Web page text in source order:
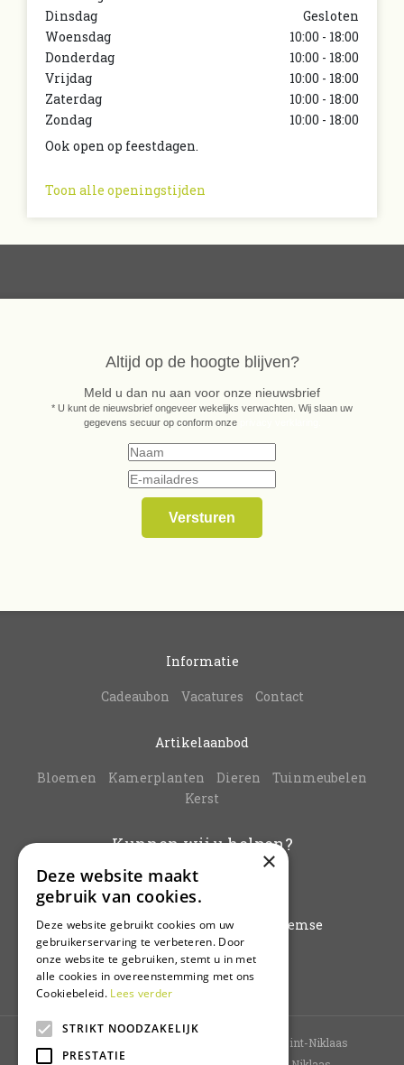
Dinsdag
Gesloten
Woensdag
10:00 - 18:00
Donderdag
10:00 - 18:00
Vrijdag
10:00 - 18:00
Zaterdag
10:00 - 18:00
Zondag
10:00 - 18:00
Ook open op feestdagen.
Toon alle openingstijden
Altijd op de hoogte blijven?
Meld u dan nu aan voor onze nieuwsbrief
* U kunt de nieuwsbrief ongeveer wekelijks verwachten. Wij slaan uw
gegevens secuur op conform onze
Informatie
Cadeaubon Vacatures Contact
Artikelaanbod
Bloemen Kamerplanten Dieren
Tuinmeubelen
Kerst
Kunnen wij u helpen?
info@vanbuynder.be
03/771.38.20
Hoogkamerstraat 196 - 9140 Temse
Plan route
Bloemenwinkel Sint-Niklaas
×
Deze website maakt
gebruik van cookies.
Deze website gebruikt cookies om uw
gebruikerservaring te verbeteren. Door
onze website te gebruiken, stemt u in met
alle cookies in overeenstemming met ons
Cookiebeleid. Lees verder
STRIKT NOODZAKELIJK
PRESTATIE